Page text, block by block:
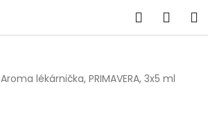
Hledat
Aroma lékárnička, PRIMAVERA, 3x5 ml